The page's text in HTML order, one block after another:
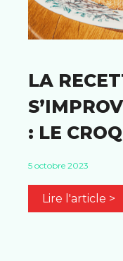
LA
: LE
5 octobre 2023
Lire l'article >